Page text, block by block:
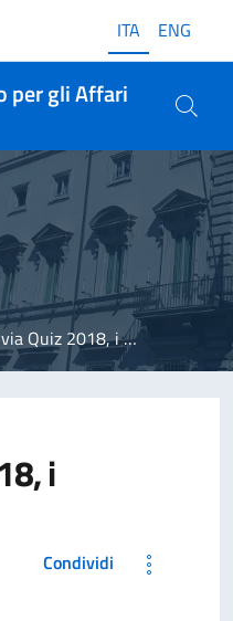
ITA ENG
per gli Affari
Quiz 2018, i vincitori
i
Condividi